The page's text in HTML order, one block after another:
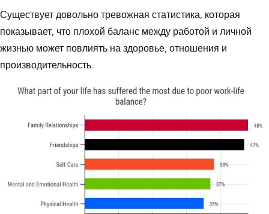
Существует довольно тревожная статистика, которая
показывает, что плохой баланс между работой и личной
жизнью может повлиять на здоровье, отношения и
производительность.